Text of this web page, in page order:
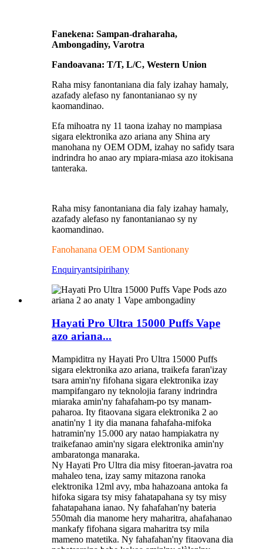
Fanekena: Sampan-draharaha,
Ambongadiny, Varotra
Fandoavana: T/T, L/C, Western Union
Raha misy fanontaniana dia faly izahay hamaly,
azafady alefaso ny fanontanianao sy ny
kaomandinao.
Efa mihoatra ny 11 taona izahay no mampiasa
sigara elektronika azo ariana any Shina ary
manohana ny OEM ODM, izahay no safidy tsara
indrindra ho anao ary mpiara-miasa azo itokisana
tanteraka.
Raha misy fanontaniana dia faly izahay hamaly,
azafady alefaso ny fanontanianao sy ny
kaomandinao.
Fanohanana OEM ODM Santionany
Enquiryantsipirihany
Hayati Pro Ultra 15000 Puffs Vape
azo ariana...
Mampiditra ny Hayati Pro Ultra 15000 Puffs
sigara elektronika azo ariana, traikefa faran'izay
tsara amin'ny fifohana sigara elektronika izay
mampifangaro ny teknolojia farany indrindra
miaraka amin'ny fahafaham-po tsy manam-
paharoa. Ity fitaovana sigara elektronika 2 ao
anatin'ny 1 ity dia manana fahafaha-mifoka
hatramin'ny 15.000 ary natao hampiakatra ny
traikefanao amin'ny sigara elektronika amin'ny
ambaratonga manaraka.
Ny Hayati Pro Ultra dia misy fitoeran-javatra roa
mahaleo tena, izay samy mitazona ranoka
elektronika 12ml avy, mba hahazoana antoka fa
hifoka sigara tsy misy fahatapahana sy tsy misy
fahatapahana ianao. Ny fahafahan'ny bateria
550mah dia manome hery maharitra, ahafahanao
mankafy fifohana sigara maharitra tsy mila
mameno matetika. Ny fahafahan'ny fitaovana dia